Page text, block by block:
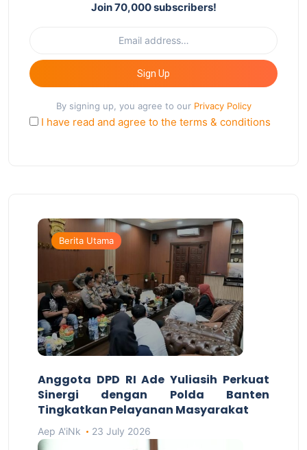
Join 70,000 subscribers!
Sign Up
By signing up, you agree to our Privacy Policy
I have read and agree to the terms & conditions
Berita Utama
Anggota DPD RI Ade Yuliasih Perkuat
Sinergi dengan Polda Banten
Tingkatkan Pelayanan Masyarakat
Aep A'iNk 23 July 2026